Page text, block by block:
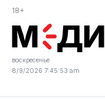
18+
воскресенье
8/9/2026 7:45:54 am